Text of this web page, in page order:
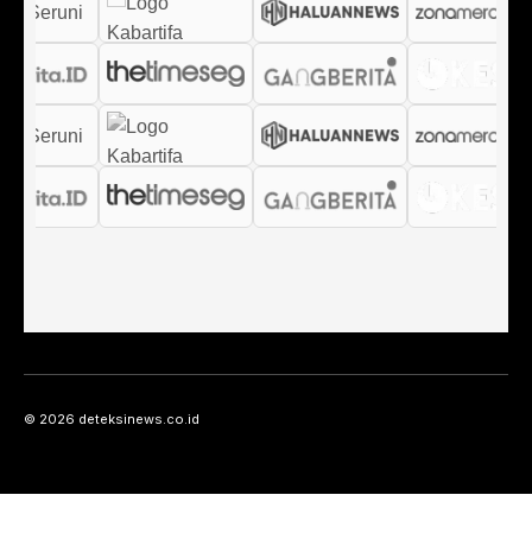
© 2026 deteksinews.co.id